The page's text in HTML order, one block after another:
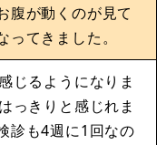
腹が動くのが見て
てきました。
じるようになりま
っきりと感じれま
も4週に1回なの